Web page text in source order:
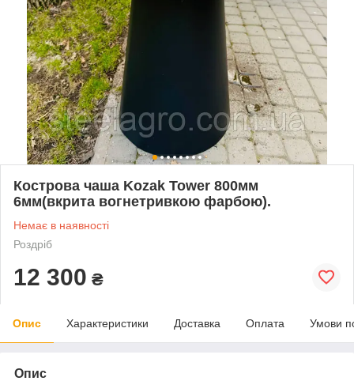
Кострова чаша Kozak Tower 800мм
6мм(вкрита вогнетривкою фарбою).
Немає в наявності
Роздріб
12 300 ₴
Опис Характеристики Доставка Оплата Умови
Опис